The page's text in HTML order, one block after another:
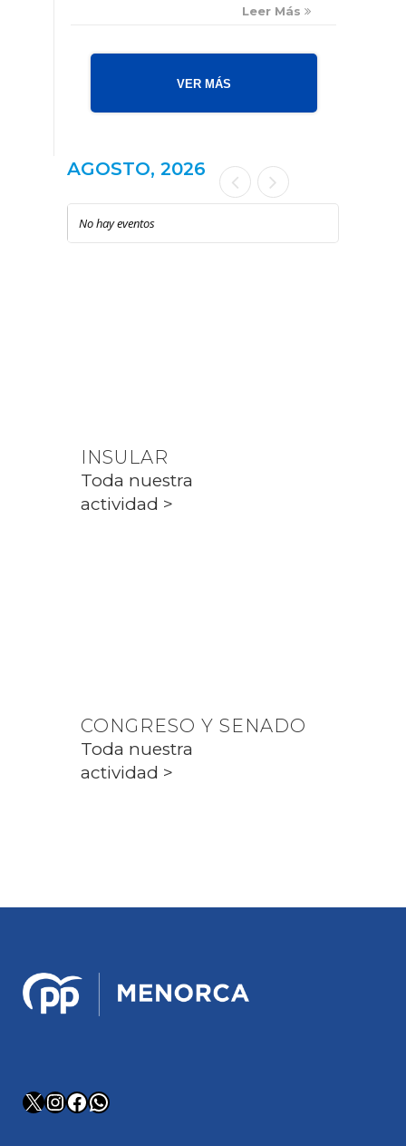
Leer Más
VER MÁS
AGOSTO, 2026
No hay eventos
INSULAR
Toda nuestra
actividad >
CONGRESO Y SENADO
Toda nuestra
actividad >
X Instagram
Facebook
WhatsApp